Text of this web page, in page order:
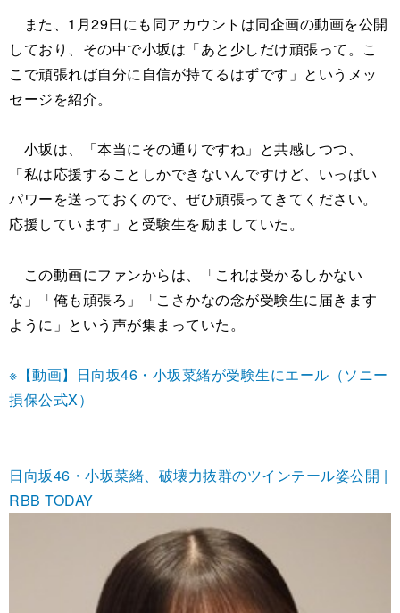
また、1月29日にも同アカウントは同企画の動画を公開
しており、その中で小坂は「あと少しだけ頑張って。こ
こで頑張れば自分に自信が持てるはずです」というメッ
セージを紹介。
小坂は、「本当にその通りですね」と共感しつつ、
「私は応援することしかできないんですけど、いっぱい
パワーを送っておくので、ぜひ頑張ってきてください。
応援しています」と受験生を励ましていた。
この動画にファンからは、「これは受かるしかない
な」「俺も頑張ろ」「こさかなの念が受験生に届きます
ように」という声が集まっていた。
※【動画】日向坂46・小坂菜緒が受験生にエール（ソニー
損保公式X）
日向坂46・小坂菜緒、破壊力抜群のツインテール姿公開 |
RBB TODAY